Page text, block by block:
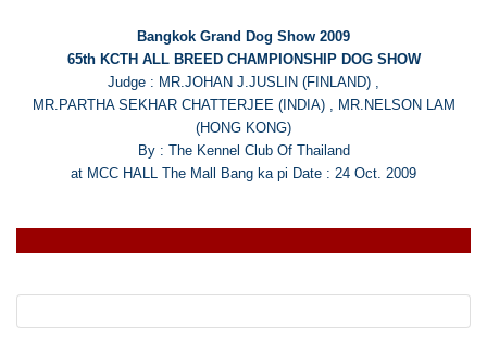
Bangkok Grand Dog Show 2009
65th KCTH ALL BREED CHAMPIONSHIP DOG SHOW
Judge : MR.JOHAN J.JUSLIN (FINLAND) ,
MR.PARTHA SEKHAR CHATTERJEE (INDIA) , MR.NELSON LAM
(HONG KONG)
By : The Kennel Club Of Thailand
at MCC HALL The Mall Bang ka pi Date : 24 Oct. 2009